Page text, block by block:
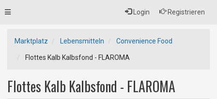
Login Registrieren
Toggle
Marktplatz Lebensmitteln Convenience Food
Flottes Kalb Kalbsfond - FLAROMA
Flottes Kalb Kalbsfond - FLAROMA